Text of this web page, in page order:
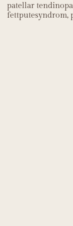
patellar
fettputesyndrom,